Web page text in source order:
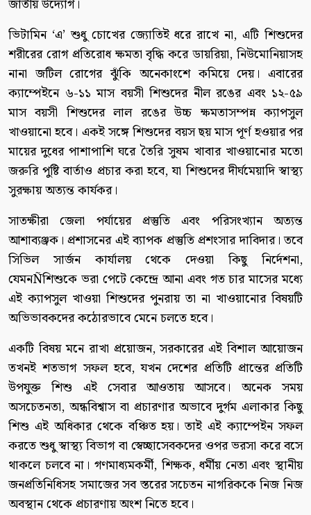
জাতীয় উদ্যোগ।
ভিটামিন ‘এ’ শুধু চোখের জ্যোতিই ধরে রাখে না, এটি শিশুদের
শরীরের রোগ প্রতিরোধ ক্ষমতা বৃদ্ধি করে ডায়রিয়া, নিউমোনিয়াসহ
নানা জটিল রোগের ঝুঁকি অনেকাংশে কমিয়ে দেয়। এবারের
ক্যাম্পেইনে ৬-১১ মাস বয়সী শিশুদের নীল রঙের এবং ১২-৫৯
মাস বয়সী শিশুদের লাল রঙের উচ্চ ক্ষমতাসম্পন্ন ক্যাপসুল
খাওয়ানো হবে। একই সঙ্গে শিশুদের বয়স ছয় মাস পূর্ণ হওয়ার পর
মায়ের দুধের পাশাপাশি ঘরে তৈরি সুষম খাবার খাওয়ানোর মতো
জরুরি পুষ্টি বার্তাও প্রচার করা হবে, যা শিশুদের দীর্ঘমেয়াদি স্বাস্থ্য
সুরক্ষায় অত্যন্ত কার্যকর।
সাতক্ষীরা জেলা পর্যায়ের প্রস্তুতি এবং পরিসংখ্যান অত্যন্ত
আশাব্যঞ্জক। প্রশাসনের এই ব্যাপক প্রস্তুতি প্রশংসার দাবিদার। তবে
সিভিল সার্জন কার্যালয় থেকে দেওয়া কিছু নির্দেশনা,
যেমনÑশিশুকে ভরা পেটে কেন্দ্রে আনা এবং গত চার মাসের মধ্যে
এই ক্যাপসুল খাওয়া শিশুদের পুনরায় তা না খাওয়ানোর বিষয়টি
অভিভাবকদের কঠোরভাবে মেনে চলতে হবে।
একটি বিষয় মনে রাখা প্রয়োজন, সরকারের এই বিশাল আয়োজন
তখনই শতভাগ সফল হবে, যখন দেশের প্রতিটি প্রান্তের প্রতিটি
উপযুক্ত শিশু এই সেবার আওতায় আসবে। অনেক সময়
অসচেতনতা, অন্ধবিশ্বাস বা প্রচারণার অভাবে দুর্গম এলাকার কিছু
শিশু এই অধিকার থেকে বঞ্চিত হয়। তাই এই ক্যাম্পেইন সফল
করতে শুধু স্বাস্থ্য বিভাগ বা স্বেচ্ছাসেবকদের ওপর ভরসা করে বসে
থাকলে চলবে না। গণমাধ্যমকর্মী, শিক্ষক, ধর্মীয় নেতা এবং স্থানীয়
জনপ্রতিনিধিসহ সমাজের সব স্তরের সচেতন নাগরিককে নিজ নিজ
অবস্থান থেকে প্রচারণায় অংশ নিতে হবে।